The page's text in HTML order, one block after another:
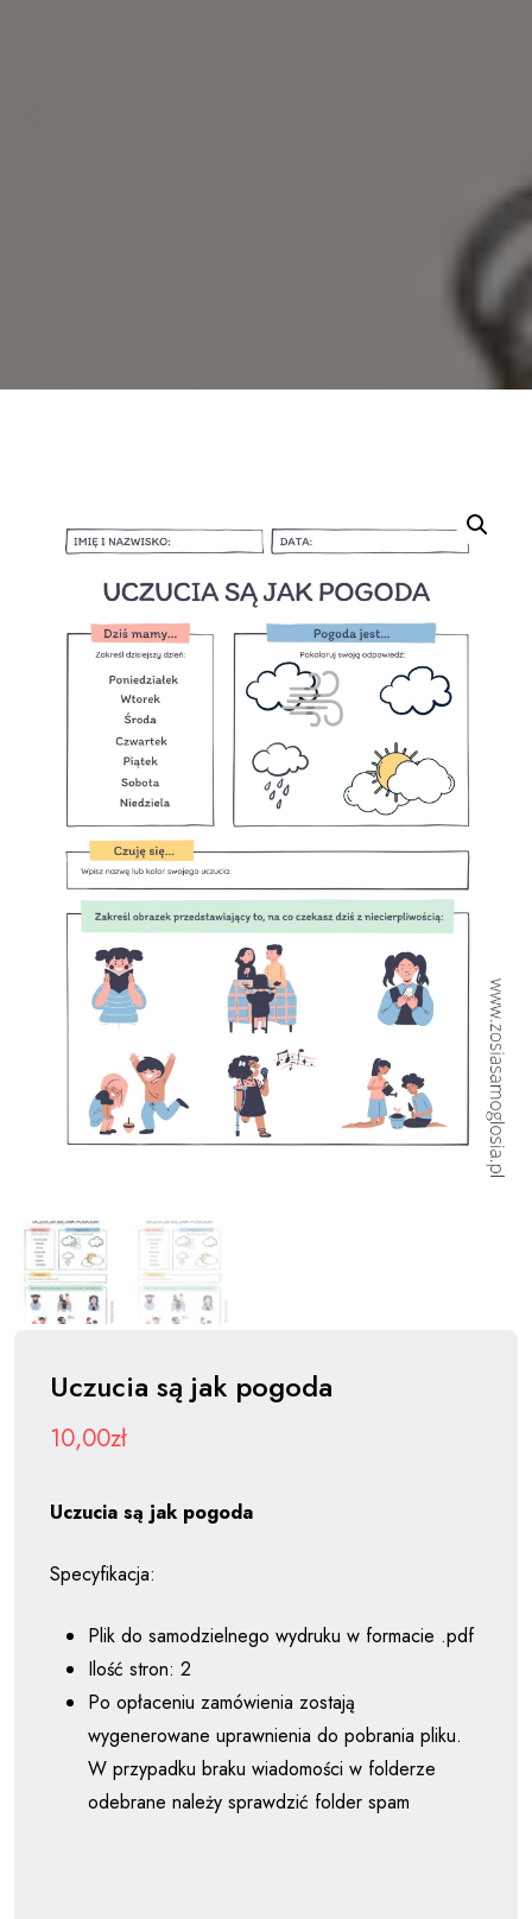
Uczucia są jak pogoda
10,00zł
Uczucia są jak pogoda
Specyfikacja:
Plik do samodzielnego wydruku w formacie .pdf
Ilość stron: 2
Po opłaceniu zamówienia zostają
wygenerowane uprawnienia do pobrania pliku.
W przypadku braku wiadomości w folderze
odebrane należy sprawdzić folder spam